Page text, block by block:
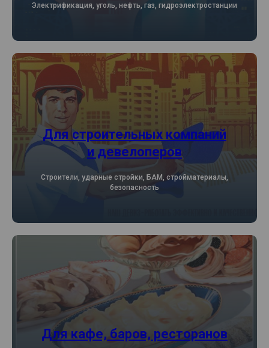
Электрификация, уголь, нефть, газ, гидроэлектростанции
Для строительных компаний
и девелоперов
Строители, ударные стройки, БАМ, стройматериалы,
безопасность
Для кафе, баров, ресторанов